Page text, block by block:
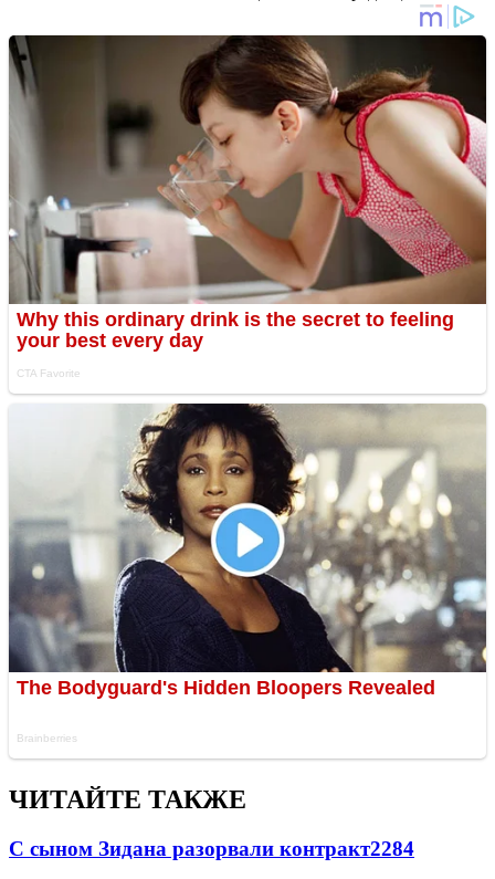
ЧИТАЙТЕ ТАКЖЕ
С сыном Зидана разорвали контракт2284